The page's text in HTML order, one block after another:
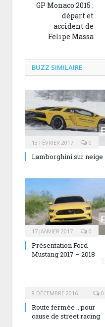
GP Monaco 2015 :
départ et
accident de
Felipe Massa
BUZZ SIMILAIRE
13 FÉVRIER 2017 0
Lamborghini sur neige
17 JANVIER 2017 0
Présentation Ford
Mustang 2017 – 2018
8 DÉCEMBRE 2016 0
Route fermée .. pour
cause de street racing